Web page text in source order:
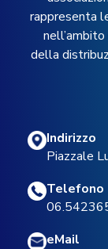
rappresenta
della
Indirizzo
Piazzale
Telefono
eMail